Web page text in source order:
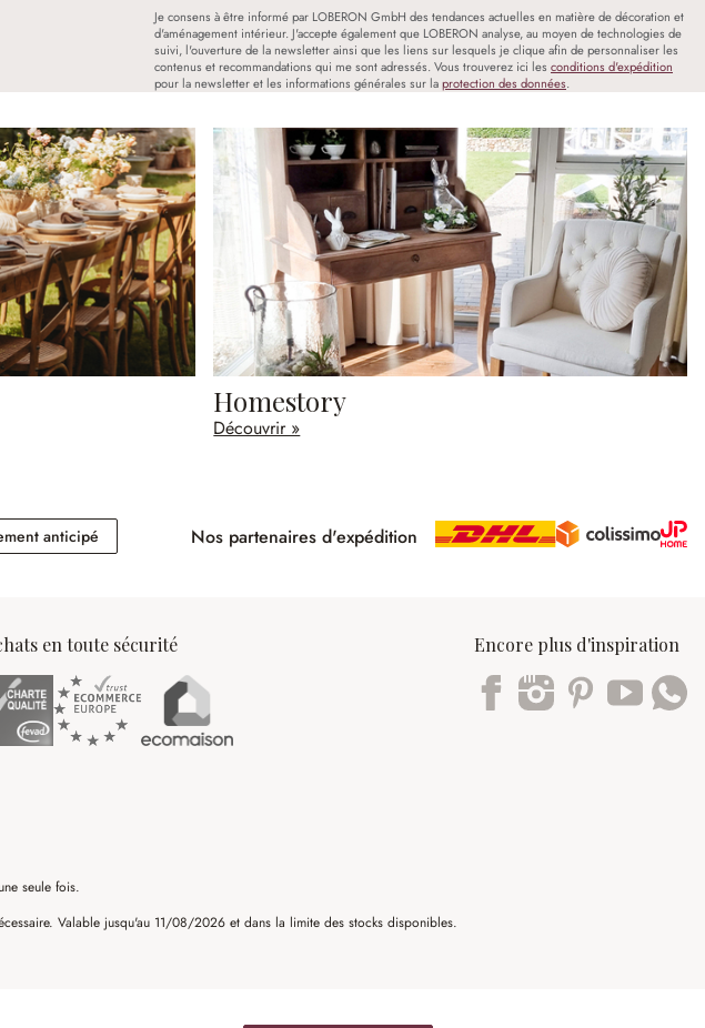
Je consens à être informé par LOBERON GmbH des tendances actuelles en matière de décoration et
d'aménagement intérieur. J'accepte également que LOBERON analyse, au moyen de technologies de
suivi, l'ouverture de la newsletter ainsi que les liens sur lesquels je clique afin de personnaliser les
contenus et recommandations qui me sont adressés. Vous trouverez ici les conditions d'expédition
pour la newsletter et les informations générales sur laprotection des données.
Homestory
Découvrir »
anticipéPaiement anticipéNos partenaires d'expédition
en toute sécurité Encore plus d'inspiration
seule fois.
Valable jusqu'au 11/08/2026 et dans la limite des stocks disponibles.